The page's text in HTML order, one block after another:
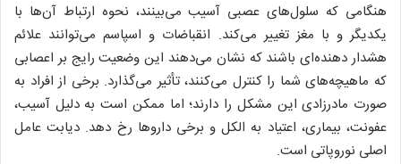
هنگامی که سلول‌های عصبی آسیب می‌بینند، نحوه ارتباط آن‌ها با
یکدیگر و با مغز تغییر می‌کند. انقباضات و اسپاسم می‌توانند علائم
هشدار ‌دهنده‌ای باشند که نشان می‌دهند این وضعیت رایج بر اعصابی
که ماهیچه‌های شما را کنترل می‌کنند، تأثیر می‌گذارد. برخی از افراد به
صورت مادرزادی این مشکل را دارند؛ اما ممکن است به دلیل آسیب،
عفونت، بیماری، اعتیاد به الکل و برخی دارو‌ها رخ دهد. دیابت عامل
اصلی نوروپاتی است.